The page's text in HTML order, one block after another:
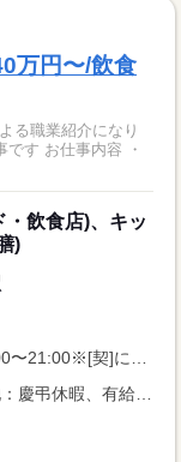
万円〜/飲食
る職業紹介になり
す お仕事内容 ・
飲食店)、キッ
)
[契]10:00〜19:00、14:00〜23:00、12:00〜21:00※[契]には、固定残業代：83,000円〜94,000円／36時間相当分が含まれます。<BR>※上記を超えて残業をした場合は、別途残業代をお支払します。
月8〜9日休み(年間休日107日) ※その他：慶弔休暇、有給休暇あり